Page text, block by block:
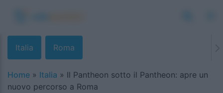
Italia Roma
Home » Italia » Il Pantheon sotto il Pantheon: apre un
nuovo percorso a Roma